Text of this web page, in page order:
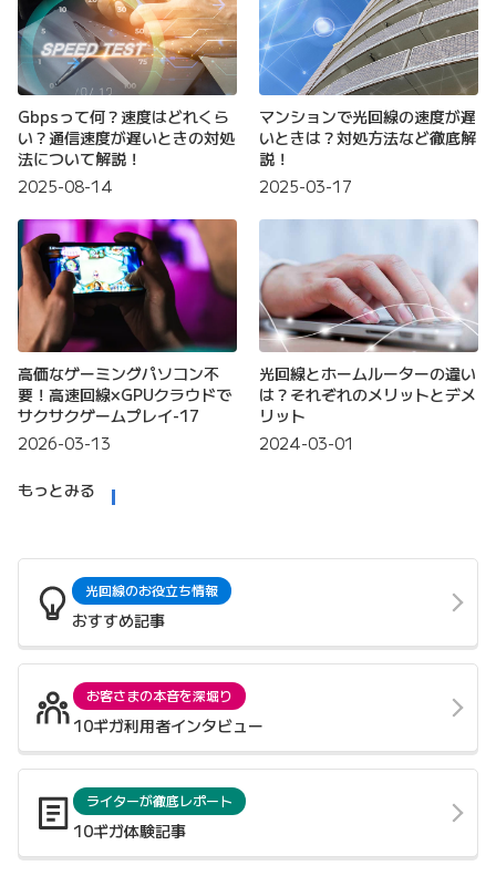
Gbpsって何？速度はどれくら
い？通信速度が遅いときの対処
法について解説！
2025-08-14
マンションで光回線の速度が遅
いときは？対処方法など徹底解
説！
2025-03-17
高価なゲーミングパソコン不
要！高速回線×GPUクラウドで
サクサクゲームプレイ-17
2026-03-13
光回線とホームルーターの違い
は？それぞれのメリットとデメ
リット
2024-03-01
もっとみる
光回線のお役立ち情報
おすすめ記事
お客さまの本音を深堀り
10ギガ利用者インタビュー
ライターが徹底レポート
10ギガ体験記事